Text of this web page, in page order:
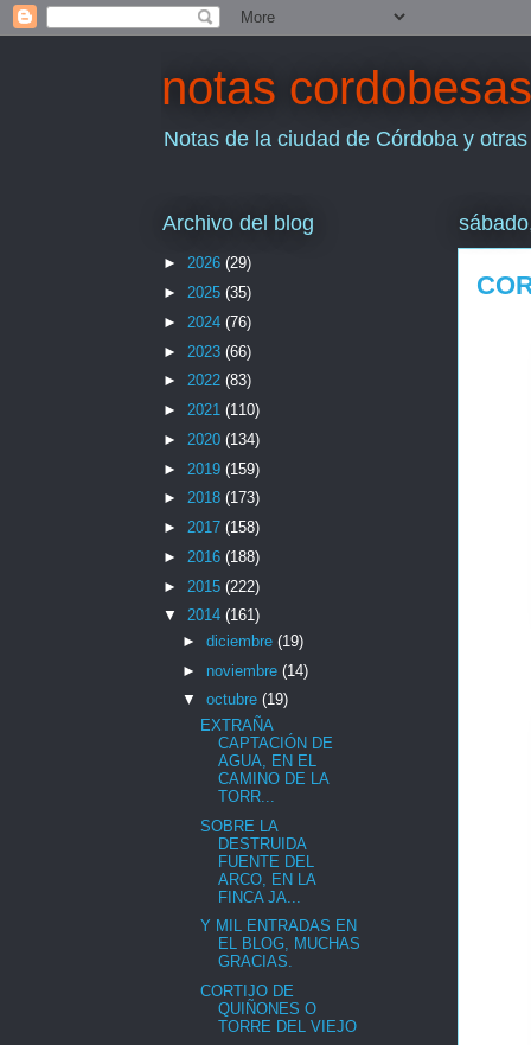
notas cordobesas
Notas de la ciudad de Córdoba y
Archivo del blog
► 2026 (29)
► 2025 (35)
► 2024 (76)
► 2023 (66)
► 2022 (83)
► 2021 (110)
► 2020 (134)
► 2019 (159)
► 2018 (173)
► 2017 (158)
► 2016 (188)
► 2015 (222)
▼ 2014 (161)
► diciembre (19)
► noviembre (14)
▼ octubre (19)
EXTRAÑA
CAPTACIÓN DE
AGUA, EN EL
CAMINO DE LA
TORR...
SOBRE LA
DESTRUIDA
FUENTE DEL
ARCO, EN LA
FINCA JA...
Y MIL ENTRADAS EN
EL BLOG, MUCHAS
GRACIAS.
CORTIJO DE
QUIÑONES O
TORRE DEL VIEJO